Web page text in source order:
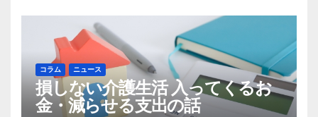
コラム ニュース
損しない介護生活 入ってくるお
金・減らせる支出の話